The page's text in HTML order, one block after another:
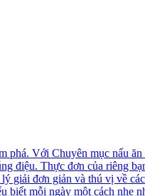
phá. Với Chuyên mục nấu
điệu. Thực đơn của riêng
giải đơn giản và thú vị về
biết mỗi ngày một cách nhẹ